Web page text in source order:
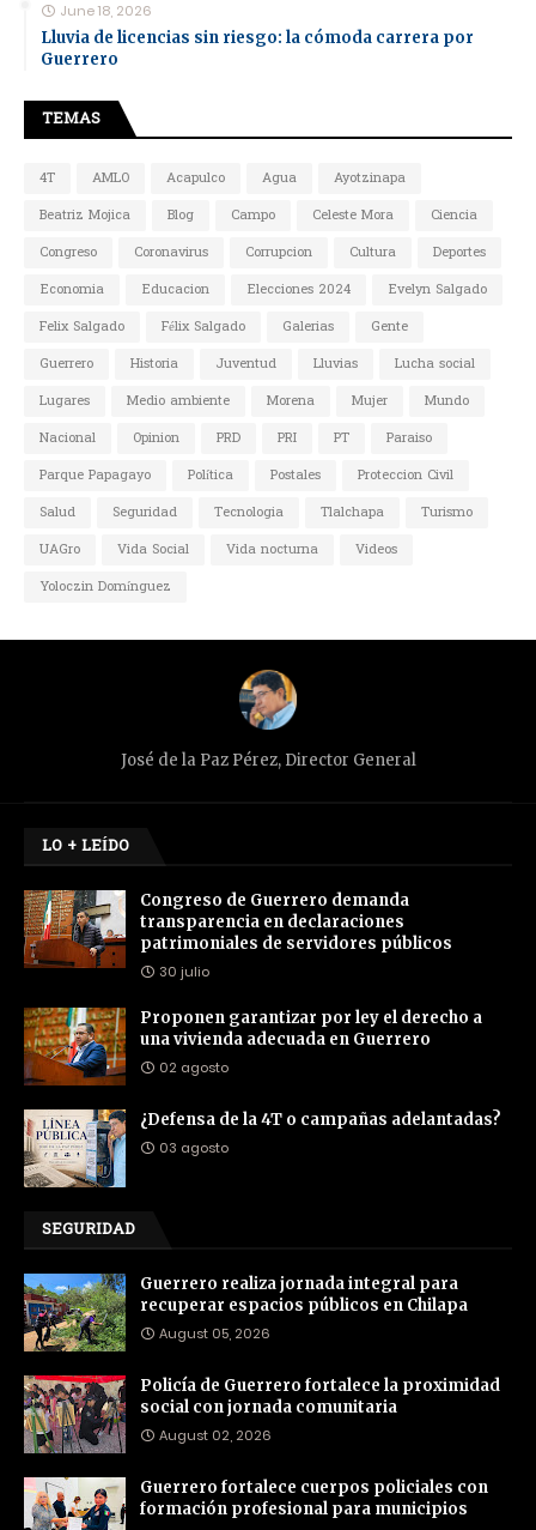
June 18, 2026
Lluvia de licencias sin riesgo: la cómoda carrera por
Guerrero
TEMAS
4T AMLO Acapulco Agua
Ayotzinapa
Beatriz Mojica
Blog Campo Celeste Mora
Ciencia
Congreso
Coronavirus Corrupcion Cultura
Deportes
Economia
Educacion Elecciones 2024
Evelyn Salgado
Felix Salgado
Félix Salgado Galerias
Gente
Guerrero
Historia Juventud Lluvias
Lucha social
Lugares
Medio ambiente Morena Mujer
Mundo
Nacional
Opinion PRD PRI PT
Paraiso
Parque Papagayo
Política Postales
Proteccion Civil
Salud
Seguridad Tecnologia Tlalchapa
Turismo
UAGro
Vida Social Vida nocturna
Videos
Yoloczin Domínguez
José de la Paz Pérez, Director General
LO + LEÍDO
Congreso de Guerrero demanda
transparencia en declaraciones
patrimoniales de servidores públicos
30 julio
Proponen garantizar por ley el derecho a
una vivienda adecuada en Guerrero
02 agosto
¿Defensa de la 4T o campañas adelantadas?
03 agosto
SEGURIDAD
Guerrero realiza jornada integral para
recuperar espacios públicos en Chilapa
August 05, 2026
Policía de Guerrero fortalece la proximidad
social con jornada comunitaria
August 02, 2026
Guerrero fortalece cuerpos policiales con
formación profesional para municipios